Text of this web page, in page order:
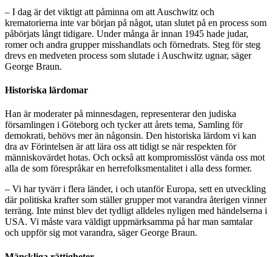
– I dag är det viktigt att påminna om att Auschwitz och
krematorierna inte var början på något, utan slutet på en process som
påbörjats långt tidigare. Under många år innan 1945 hade judar,
romer och andra grupper misshandlats och förnedrats. Steg för steg
drevs en medveten process som slutade i Auschwitz ugnar, säger
George Braun.
Historiska lärdomar
Han är moderater på minnesdagen, representerar den judiska
församlingen i Göteborg och tycker att årets tema, Samling för
demokrati, behövs mer än någonsin. Den historiska lärdom vi kan
dra av Förintelsen är att lära oss att tidigt se när respekten för
människovärdet hotas. Och också att kompromisslöst vända oss mot
alla de som förespråkar en herrefolksmentalitet i alla dess former.
– Vi har tyvärr i flera länder, i och utanför Europa, sett en utveckling
där politiska krafter som ställer grupper mot varandra återigen vinner
terräng. Inte minst blev det tydligt alldeles nyligen med händelserna i
USA. Vi måste vara väldigt uppmärksamma på har man samtalar
och uppför sig mot varandra, säger George Braun.